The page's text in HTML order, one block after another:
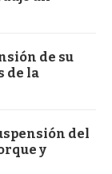
de su
de la
del
y